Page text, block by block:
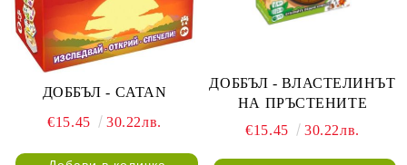
ДОББЪЛ - CATAN
€15.45
30.22лв.
ДОББЪЛ - ВЛАСТЕЛИНЪТ
НА ПРЪСТЕНИТЕ
€15.45
30.22лв.